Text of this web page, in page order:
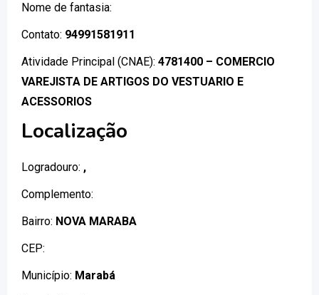
Nome de fantasia:
Contato: 94991581911
Atividade Principal (CNAE): 4781400 – COMERCIO
VAREJISTA DE ARTIGOS DO VESTUARIO E
ACESSORIOS
Localização
Logradouro: ,
Complemento:
Bairro: NOVA MARABA
CEP:
Município: Marabá